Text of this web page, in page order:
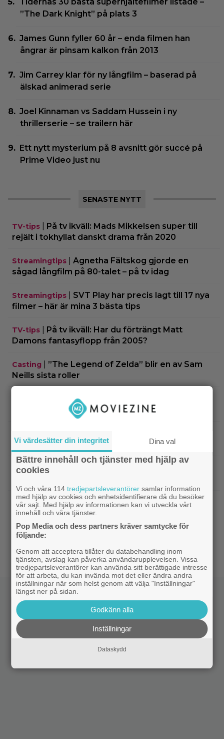
”The Dark Knight” på plats 3
James Gunn fyller 60 år – enda filmen han
ångrar är pinsam kalkon från 2013
Jim Carrey klar för ny långfilm – baserad på
älskad animerad serie
Joel Kinnaman vs Saddam Hussein i ny
thrillerserie – se trailern här
Ett nytt mysterium på 8 avsnitt gör succé på
Prime Video just nu
SENASTE NYTT
TV-tips
På tv ikväll: Mads Mikkelsen super till
rejält i tokhyllat danskt drama från 2020
Streamingtips
Agnetha Fältskog gjorde en
sågad långfilm på 80-talet – på tv idag
Streamingtips
SVT Play har precis lagt till 17 nya
filmer – här är mina 3 bästa tips
TV-tips
På tv ikväll: Har du förträngt Matt
Damons fantasyflopp från 2005?
Casting
”The Legend of Zelda” blir en av Sam
Neills sista roller
Arga föräldrar ringde ner Nintendo –
spelkaraktären ”ser ut som en penis”
skurken Ganondorf i ”The Legend of Zelda”
Casting|Jim Carrey klar för ny långfilm –
Casting |Från ”Heartstopper” till ”X-Men”? Kit
Connor kan bli nye Cyclops
Bioaktuellt
charmigaste komedi” – nu på bio
Vi värdesätter din integritet Dina val
Bättre innehåll och tjänster med hjälp av
cookies
Vi och våra 114tredjepartsleverantörer samlar information
med hjälp av cookies och enhetsidentifierare då du besöker
vår sajt. Med hjälp av informationen kan vi utveckla vårt
innehåll och våra tjänster.
Pop Media och dess partners kräver samtycke för
följande:
Genom att acceptera tillåter du databehandling inom
tjänsten, avslag kan påverka användarupplevelsen. Vissa
tredjepartsleverantörer kan använda sitt berättigade intresse
för att arbeta, du kan invända mot det eller ändra andra
inställningar när som helst genom att välja "Inställningar"
längst ner på sidan.
Godkänn alla
Inställningar
Dataskydd